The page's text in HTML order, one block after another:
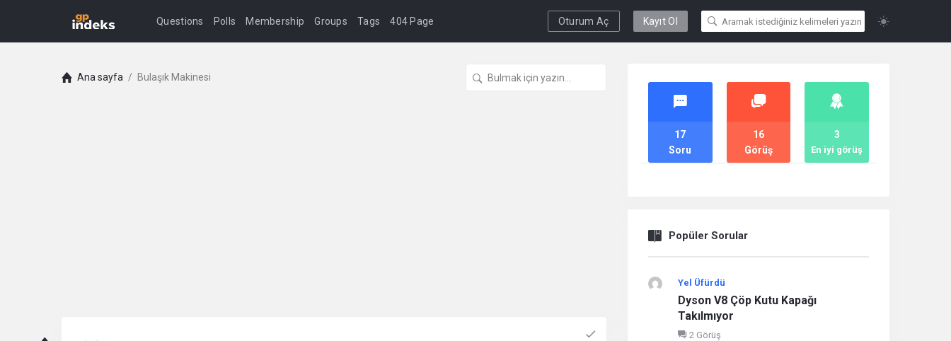
Questions Polls Membership Groups Tags 404 Page Oturum Aç Kayıt Ol
Ana sayfa / Bulaşık Makinesi
İstatistik
Soru
17
Görüş
16
En iyi görüş
3
Popüler Sorular
Yel Üfürdü
Dyson V8 Çöp Kutu Kapağı
Takılmıyor
2 Görüş